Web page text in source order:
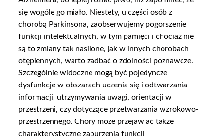
się wogóle go miało. Niestety, u części osób z
chorobą Parkinsona, zaobserwujemy pogorszenie
funkcji intelektualnych, w tym pamięci i chociaż nie
są to zmiany tak nasilone, jak w innych chorobach
otępiennych, warto zadbać o zdolności poznawcze.
Szczególnie widoczne mogą być pojedyncze
dysfunkcje w obszarach uczenia się i odtwarzania
informacji, utrzymywania uwagi, orientacji w
przestrzeni, czy dotyczące przetwarzania wzrokowo-
przestrzennego. Chory może przejawiać także
charakterystyczne zaburzenia funkcji